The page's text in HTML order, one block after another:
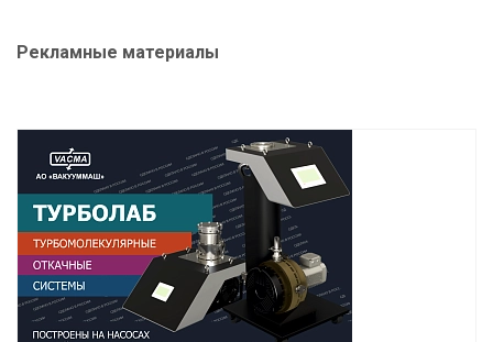
Рекламные материалы